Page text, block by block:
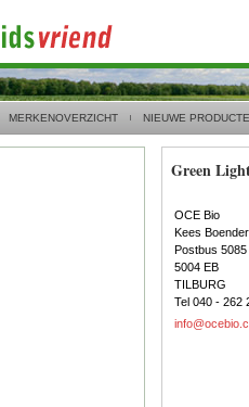
MERKENOVERZICHT NIEUWE
Green
OCE Bio
Kees Boender
Postbus 5085
5004 EB
TILBURG
Tel 040 - 262